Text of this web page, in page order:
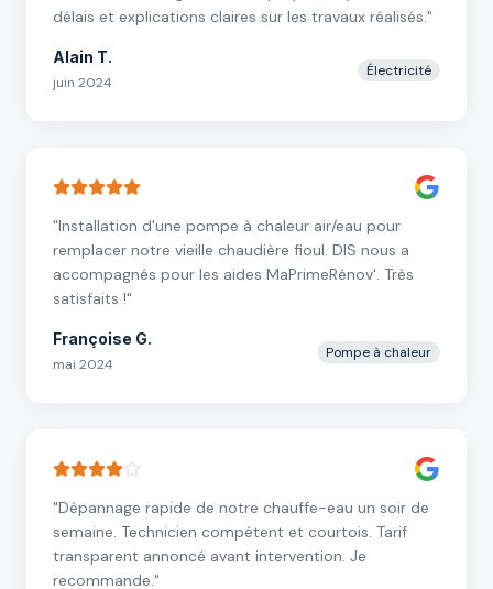
délais et explications claires sur les travaux réalisés."
Alain T.
juin 2024
Électricité
"Installation d'une pompe à chaleur air/eau pour
remplacer notre vieille chaudière fioul. DIS nous a
accompagnés pour les aides MaPrimeRénov'. Très
satisfaits !"
Françoise G.
mai 2024
Pompe à chaleur
"Dépannage rapide de notre chauffe-eau un soir de
semaine. Technicien compétent et courtois. Tarif
transparent annoncé avant intervention. Je
recommande."